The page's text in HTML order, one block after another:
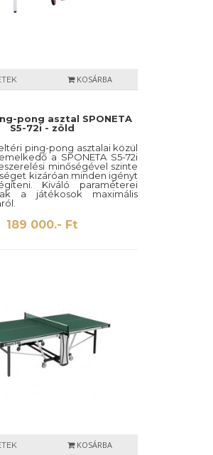
KOSÁRBA
pong asztal SPONETA
S5-72i - zöld
ping-pong asztalai közül
a SPONETA S5-72i
minőségével szinte
kizáróan minden igényt
Kiváló paraméterei
a játékosok maximális
189 000.- Ft
KOSÁRBA